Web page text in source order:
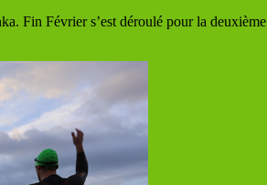
Fin Février s’est déroulé pour la deuxième